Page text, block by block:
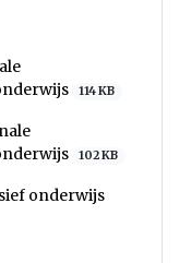
114 KB
102 KB
onderwijs